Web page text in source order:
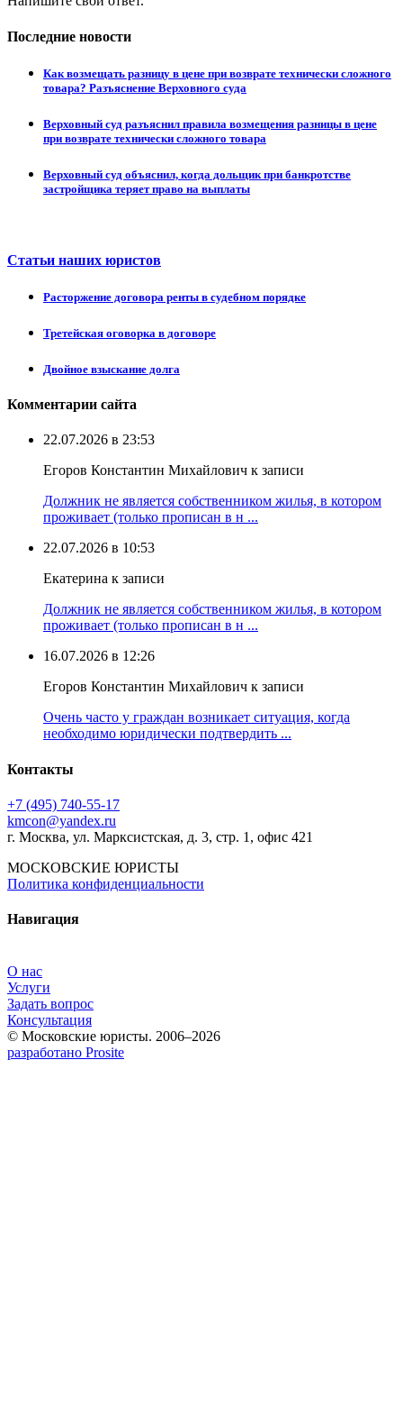
Последние новости
Как возмещать разницу в цене при возврате технически сложного
товара? Разъяснение Верховного суда
Верховный суд разъяснил правила возмещения разницы в цене
при возврате технически сложного товара
Верховный суд объяснил, когда дольщик при банкротстве
застройщика теряет право на выплаты
Статьи наших юристов
Расторжение договора ренты в судебном порядке
Третейская оговорка в договоре
Двойное взыскание долга
Комментарии сайта
22.07.2026 в 23:53
Егоров Константин Михайлович к записи
Должник не является собственником жилья, в котором
проживает (только прописан в н ...
22.07.2026 в 10:53
Екатерина к записи
Должник не является собственником жилья, в котором
проживает (только прописан в н ...
16.07.2026 в 12:26
Егоров Константин Михайлович к записи
Очень часто у граждан возникает ситуация, когда
необходимо юридически подтвердить ...
Контакты
+7 (495) 740‑55‑17
kmcon@yandex.ru
г. Москва, ул. Марксистская, д. 3, стр. 1, офис 421
МОСКОВСКИЕ ЮРИСТЫ
Политика конфиденциальности
Навигация
О нас
Услуги
Задать вопрос
Консультация
© Московские юристы. 2006–2026
разработано Prosite